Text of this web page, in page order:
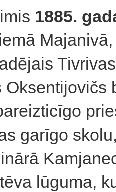
1885.
Oksentijovičs
garīgo
lūguma,